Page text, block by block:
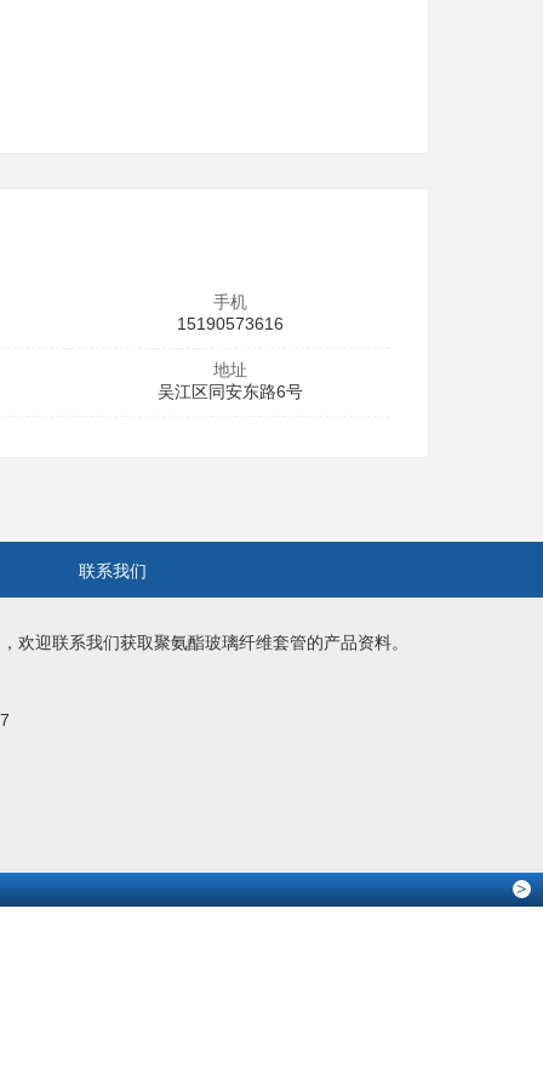
手机
15190573616
地址
吴江区同安东路6号
联系我们
欢迎联系我们获取聚氨酯玻璃纤维套管的产品资料。
>